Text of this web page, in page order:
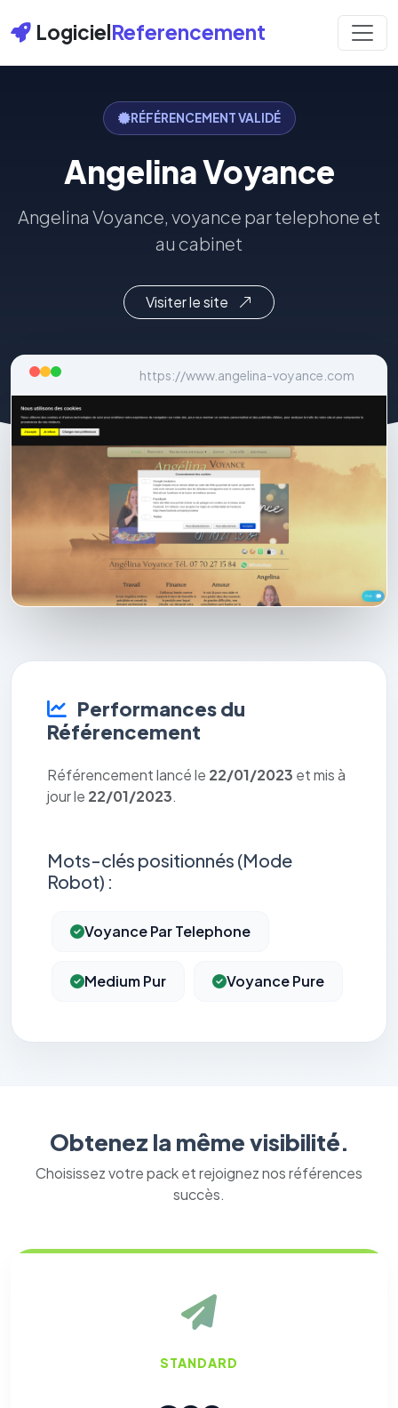
LogicielReferencement
RÉFÉRENCEMENT VALIDÉ
Angelina Voyance
Angelina Voyance, voyance par telephone et
au cabinet
Visiter le site
https://www.angelina-voyance.com
Performances du
Référencement
Référencement lancé le 22/01/2023 et mis à
jour le 22/01/2023.
Mots-clés positionnés (Mode
Robot) :
Voyance Par Telephone
Medium Pur Voyance Pure
Obtenez la même visibilité.
Choisissez votre pack et rejoignez nos références
succès.
STANDARD